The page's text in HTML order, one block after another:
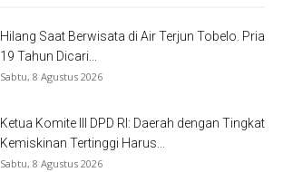
Hilang Saat Berwisata di Air Terjun Tobelo. Pria
19 Tahun Dicari...
Sabtu, 8 Agustus 2026
Ketua Komite III DPD RI: Daerah dengan Tingkat
Kemiskinan Tertinggi Harus...
Sabtu, 8 Agustus 2026